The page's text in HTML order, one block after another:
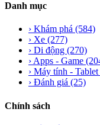
Danh mục
› Khám phá (584)
› Xe (277)
› Di động (270)
› Apps - Game
› Máy tính - Tablet
› Đánh giá (25)
Chính sách